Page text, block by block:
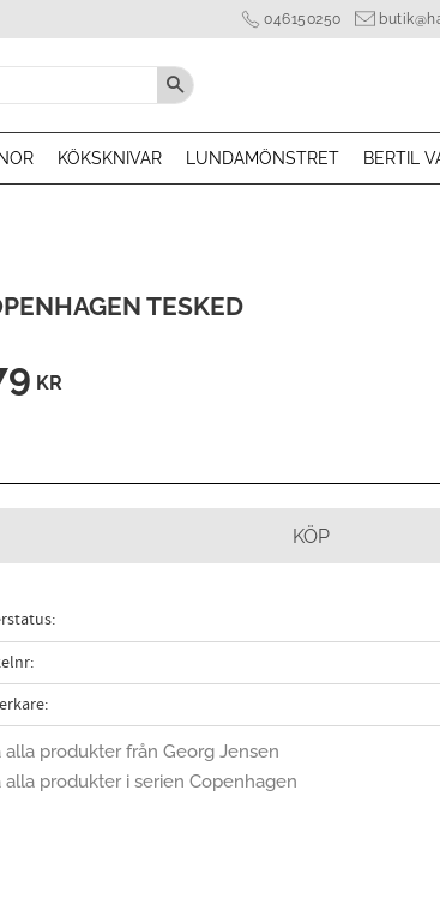
046150250
KÖKSKNIVAR LUNDAMÖNSTRET BERTIL
TESKED
KR
KÖP
alla produkter från Georg Jensen
alla produkter i serien Copenhagen